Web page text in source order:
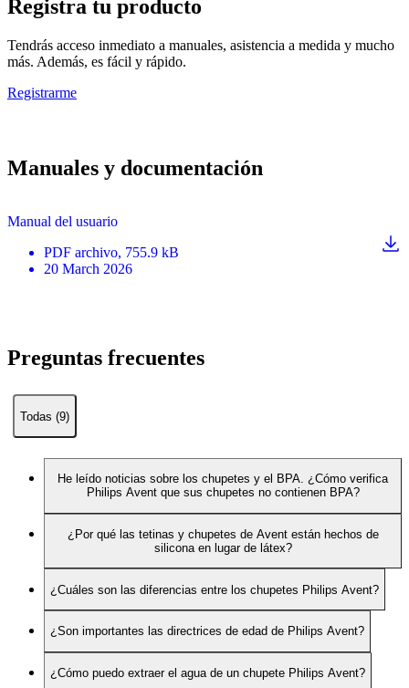
Registra tu producto
Tendrás acceso inmediato a manuales, asistencia a medida y mucho
más. Además, es fácil y rápido.
Registrarme
Manuales y documentación
Manual del usuario
PDF archivo, 755.9 kB
20 March 2026
Preguntas frecuentes
Todas (9)
He leído noticias sobre los chupetes y el BPA. ¿Cómo verifica
Philips Avent que sus chupetes no contienen BPA?
¿Por qué las tetinas y chupetes de Avent están hechos de
silicona en lugar de látex?
¿Cuáles son las diferencias entre los chupetes Philips Avent?
¿Son importantes las directrices de edad de Philips Avent?
¿Cómo puedo extraer el agua de un chupete Philips Avent?